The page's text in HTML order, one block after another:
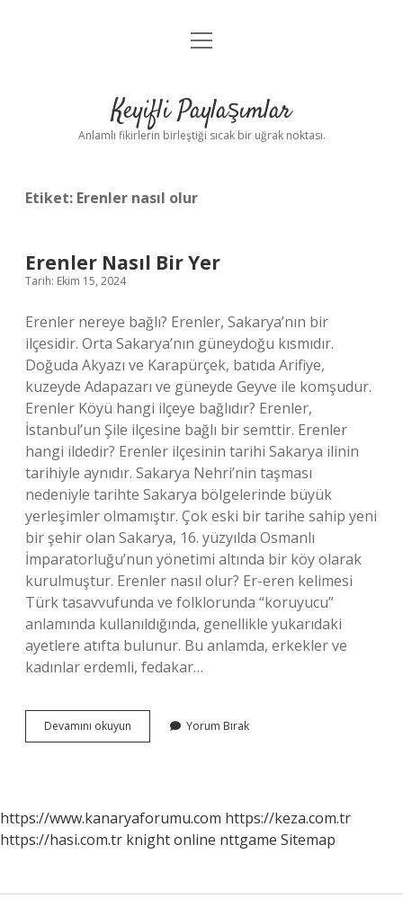
Anasayfa
Yasal Uyarı
menüyü
Keyifli Paylaşımlar
Anlamlı fikirlerin birleştiği sıcak bir uğrak noktası.
Etiket: Erenler nasıl olur
Erenler Nasıl Bir Yer
Tarih: Ekim 15, 2024
Erenler nereye bağlı? Erenler, Sakarya’nın bir
ilçesidir. Orta Sakarya’nın güneydoğu kısmıdır.
Doğuda Akyazı ve Karapürçek, batıda Arifiye,
kuzeyde Adapazarı ve güneyde Geyve ile komşudur.
Erenler Köyü hangi ilçeye bağlıdır? Erenler,
İstanbul’un Şile ilçesine bağlı bir semttir. Erenler
hangi ildedir? Erenler ilçesinin tarihi Sakarya ilinin
tarihiyle aynıdır. Sakarya Nehri’nin taşması
nedeniyle tarihte Sakarya bölgelerinde büyük
yerleşimler olmamıştır. Çok eski bir tarihe sahip yeni
bir şehir olan Sakarya, 16. yüzyılda Osmanlı
İmparatorluğu’nun yönetimi altında bir köy olarak
kurulmuştur. Erenler nasıl olur? Er-eren kelimesi
Türk tasavvufunda ve folklorunda “koruyucu”
anlamında kullanıldığında, genellikle yukarıdaki
ayetlere atıfta bulunur. Bu anlamda, erkekler ve
kadınlar erdemli, fedakar…
Devamını okuyun
Nasıl
Yorum Bırak
https://www.kanaryaforumu.com https://keza.com.tr
https://hasi.com.tr knight online nttgame Sitemap